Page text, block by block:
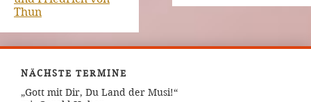
Thun
NÄCHSTE TERMINE
„Gott mit Dir, Du Land der Musi!“